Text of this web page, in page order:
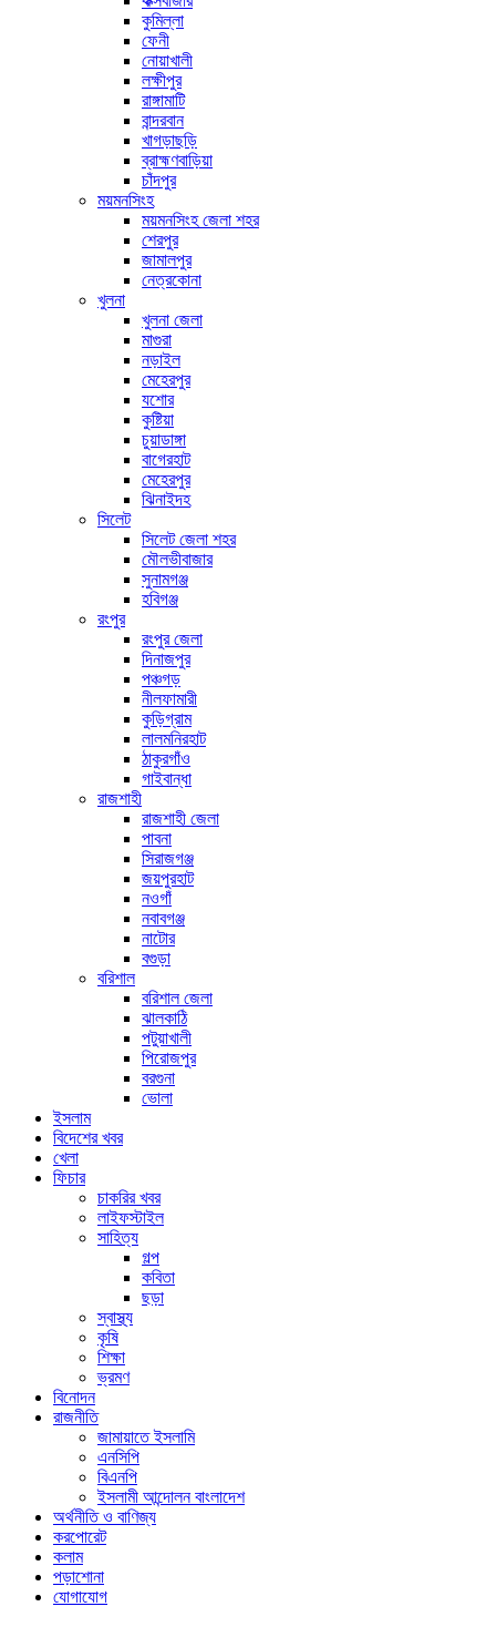
কুমিল্লা
ফেনী
নোয়াখালী
লক্ষীপুর
রাঙ্গামাটি
বান্দরবান
খাগড়াছড়ি
ব্রাহ্মণবাড়িয়া
চাঁদপুর
ময়মনসিংহ
ময়মনসিংহ জেলা শহর
শেরপুর
জামালপুর
নেত্রকোনা
খুলনা
খুলনা জেলা
মাগুরা
নড়াইল
মেহেরপুর
যশোর
কুষ্টিয়া
চুয়াডাঙ্গা
বাগেরহাট
মেহেরপুর
ঝিনাইদহ
সিলেট
সিলেট জেলা শহর
মৌলভীবাজার
সুনামগঞ্জ
হবিগঞ্জ
রংপুর
রংপুর জেলা
দিনাজপুর
পঞ্চগড়
নীলফামারী
কুড়িগ্রাম
লালমনিরহাট
ঠাকুরগাঁও
গাইবান্ধা
রাজশাহী
রাজশাহী জেলা
পাবনা
সিরাজগঞ্জ
জয়পুরহাট
নওগাঁ
নবাবগঞ্জ
নাটোর
বগুড়া
বরিশাল
বরিশাল জেলা
ঝালকাঠি
পটুয়াখালী
পিরোজপুর
বরগুনা
ভোলা
ইসলাম
বিদেশের খবর
খেলা
ফিচার
চাকরির খবর
লাইফস্টাইল
সাহিত্য
গল্প
কবিতা
ছড়া
স্বাস্থ্য
কৃষি
শিক্ষা
ভ্রমণ
বিনোদন
রাজনীতি
জামায়াতে ইসলামি
এনসিপি
বিএনপি
ইসলামী আন্দোলন বাংলাদেশ
অর্থনীতি ও বাণিজ্য
করপোরেট
কলাম
পড়াশোনা
যোগাযোগ